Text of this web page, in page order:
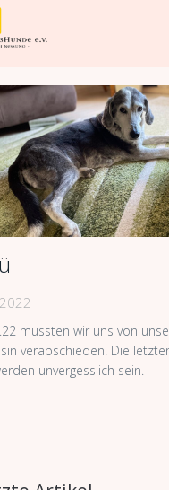
mussten wir uns von
verabschieden. Die
unvergesslich sein.